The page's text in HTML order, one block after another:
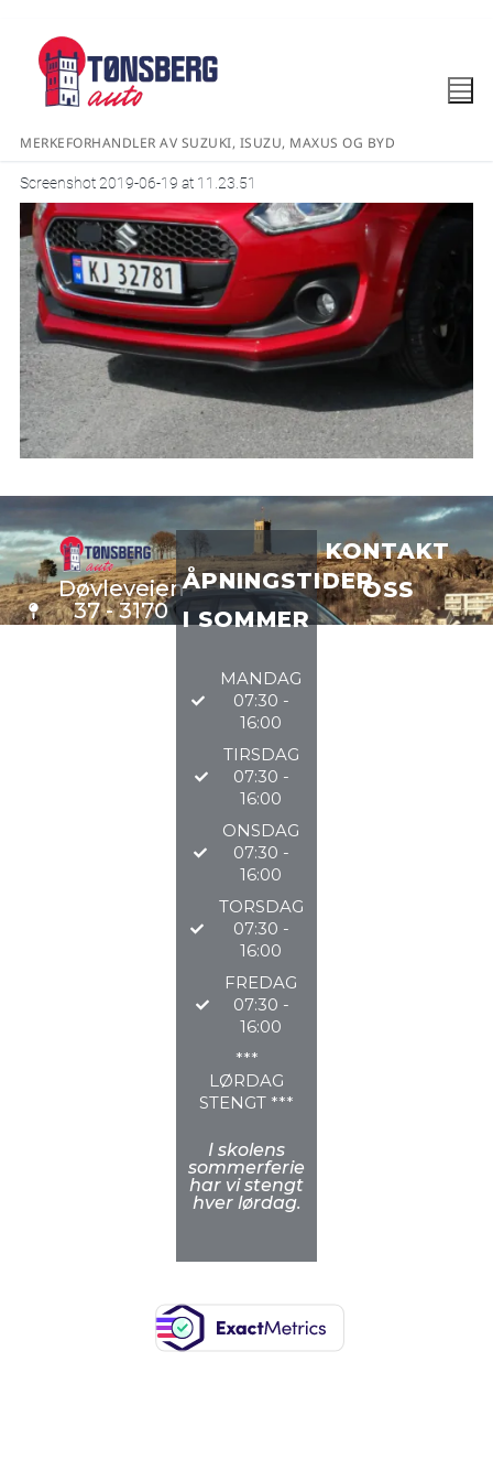
MERKEFORHANDLER AV SUZUKI, ISUZU, MAXUS OG BYD
Screenshot 2019-06-19 at 11.23.51
Døvleveien
37 - 3170
Sem
ÅPNINGSTIDER
I SOMMER
MANDAG
07:30 -
16:00
TIRSDAG
07:30 -
16:00
ONSDAG
07:30 -
16:00
TORSDAG
07:30 -
16:00
FREDAG
07:30 -
16:00
***
LØRDAG
STENGT ***
I skolens
sommerferie
har vi stengt
hver lørdag.
KONTAKT
OSS